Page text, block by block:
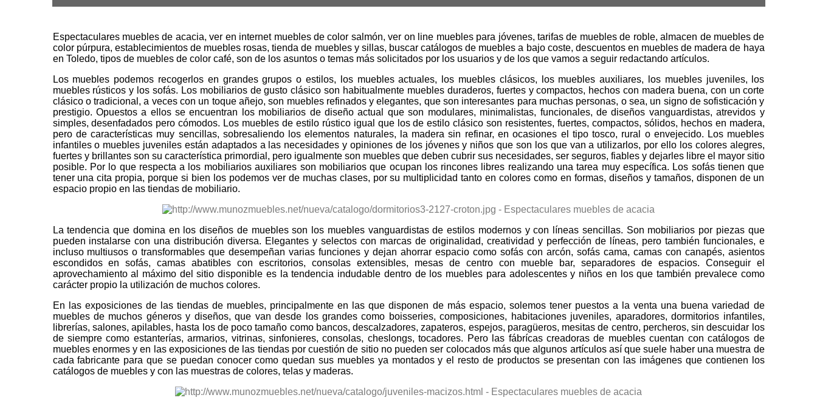
Espectaculares muebles de acacia, ver en internet muebles de color salmón, ver on line muebles para jóvenes, tarifas de muebles de roble, almacen de muebles de
color púrpura, establecimientos de muebles rosas, tienda de muebles y sillas, buscar catálogos de muebles a bajo coste, descuentos en muebles de madera de haya
en Toledo, tipos de muebles de color café, son de los asuntos o temas más solicitados por los usuarios y de los que vamos a seguir redactando artículos.
Los muebles podemos recogerlos en grandes grupos o estilos, los muebles actuales, los muebles clásicos, los muebles auxiliares, los muebles juveniles, los
muebles rústicos y los sofás. Los mobiliarios de gusto clásico son habitualmente muebles duraderos, fuertes y compactos, hechos con madera buena, con un corte
clásico o tradicional, a veces con un toque añejo, son muebles refinados y elegantes, que son interesantes para muchas personas, o sea, un signo de sofisticación y
prestigio. Opuestos a ellos se encuentran los mobiliarios de diseño actual que son modulares, minimalistas, funcionales, de diseños vanguardistas, atrevidos y
simples, desenfadados pero cómodos. Los muebles de estilo rústico igual que los de estilo clásico son resistentes, fuertes, compactos, sólidos, hechos en madera,
pero de características muy sencillas, sobresaliendo los elementos naturales, la madera sin refinar, en ocasiones el tipo tosco, rural o envejecido. Los muebles
infantiles o muebles juveniles están adaptados a las necesidades y opiniones de los jóvenes y niños que son los que van a utilizarlos, por ello los colores alegres,
fuertes y brillantes son su característica primordial, pero igualmente son muebles que deben cubrir sus necesidades, ser seguros, fiables y dejarles libre el mayor sitio
posible. Por lo que respecta a los mobiliarios auxiliares son mobiliarios que ocupan los rincones libres realizando una tarea muy específica. Los sofás tienen que
tener una cita propia, porque si bien los podemos ver de muchas clases, por su multiplicidad tanto en colores como en formas, diseños y tamaños, disponen de un
espacio propio en las tiendas de mobiliario.
La tendencia que domina en los diseños de muebles son los muebles vanguardistas de estilos modernos y con líneas sencillas. Son mobiliarios por piezas que
pueden instalarse con una distribución diversa. Elegantes y selectos con marcas de originalidad, creatividad y perfección de líneas, pero también funcionales, e
incluso multiusos o transformables que desempeñan varias funciones y dejan ahorrar espacio como sofás con arcón, sofás cama, camas con canapés, asientos
escondidos en sofás, camas abatibles con escritorios, consolas extensibles, mesas de centro con mueble bar, separadores de espacios. Conseguir el
aprovechamiento al máximo del sitio disponible es la tendencia indudable dentro de los muebles para adolescentes y niños en los que también prevalece como
carácter propio la utilización de muchos colores.
En las exposiciones de las tiendas de muebles, principalmente en las que disponen de más espacio, solemos tener puestos a la venta una buena variedad de
muebles de muchos géneros y diseños, que van desde los grandes como boisseries, composiciones, habitaciones juveniles, aparadores, dormitorios infantiles,
librerías, salones, apilables, hasta los de poco tamaño como bancos, descalzadores, zapateros, espejos, paragüeros, mesitas de centro, percheros, sin descuidar los
de siempre como estanterías, armarios, vitrinas, sinfonieres, consolas, cheslongs, tocadores. Pero las fábrícas creadoras de muebles cuentan con catálogos de
muebles enormes y en las exposiciones de las tiendas por cuestión de sitio no pueden ser colocados más que algunos artículos así que suele haber una muestra de
cada fabricante para que se puedan conocer como quedan sus muebles ya montados y el resto de productos se presentan con las imágenes que contienen los
catálogos de muebles y con las muestras de colores, telas y maderas.